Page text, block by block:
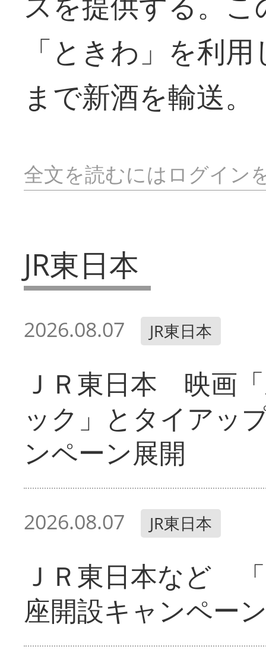
「ときわ」を利
まで新酒を輸送。
全文を読むにはログイン
JR東日本
2026.08.07 JR東日本
ＪＲ東日本 映画
ック」とタイアッ
ンペーン展開
2026.08.07 JR東日本
ＪＲ東日本など
座開設キャンペー